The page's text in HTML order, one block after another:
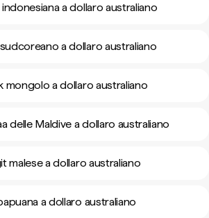
a dollaro australiano
a dollaro australiano
mongolo a dollaro australiano
delle Maldive a dollaro australiano
malese a dollaro australiano
a dollaro australiano